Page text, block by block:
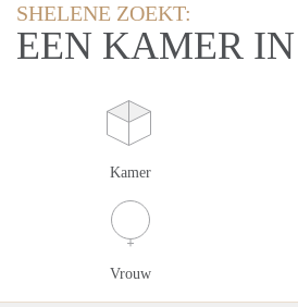
SHELENE ZOEKT:
EEN KAMER
Kamer
Vrouw